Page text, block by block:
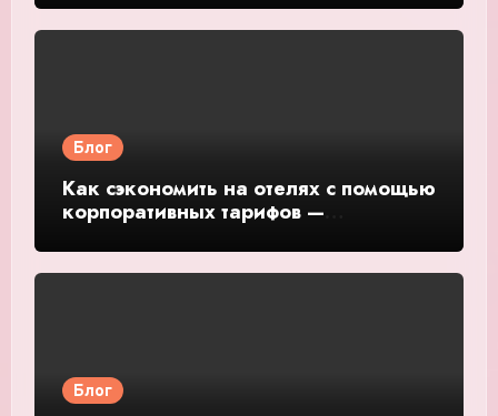
и обзор
Блог
Как сэкономить на отелях с помощью
корпоративных тарифов —
Блог